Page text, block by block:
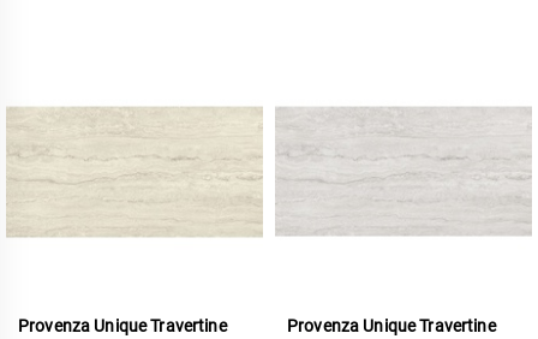
Provenza Unique Travertine
Provenza Unique Travertine